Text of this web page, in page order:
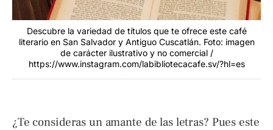
Descubre la variedad de títulos que te ofrece este café
literario en San Salvador y Antiguo Cuscatlán. Foto: imagen
de carácter ilustrativo y no comercial /
https://www.instagram.com/labibliotecacafe.sv/?hl=es
¿Te consideras un amante de las letras? Pues este